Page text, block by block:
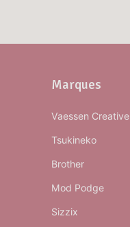
Marques
Vaessen Creative
Tsukineko
Brother
Mod Podge
Sizzix